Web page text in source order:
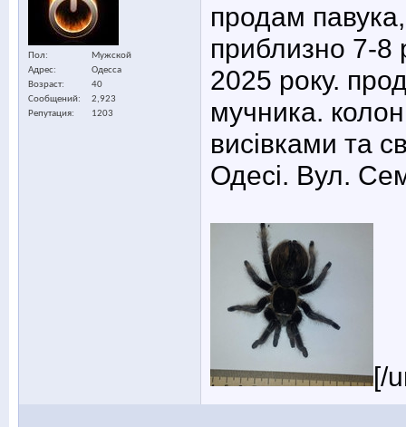
Пол
Мужской
Адрес
Одесса
Возраст
40
Сообщений
2,923
Репутация
1203
продам
приблизно 7-8
2025 року.
мучника.
висівками та
Одесі. Вул.
[/